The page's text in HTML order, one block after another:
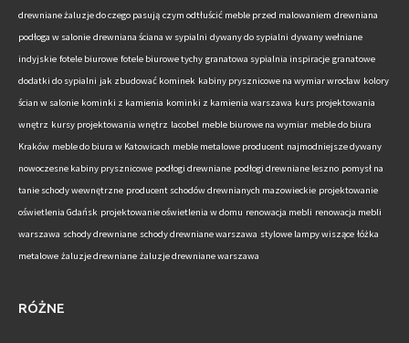
drewniane żaluzje do czego pasują czym odtłuścić meble przed malowaniem drewniana
podłoga w salonie drewniana ściana w sypialni dywany do sypialni dywany wełniane
indyjskie fotele biurowe fotele biurowe tychy granatowa sypialnia inspiracje granatowe
dodatki do sypialni jak zbudować kominek kabiny prysznicowe na wymiar wrocław kolory
ścian w salonie kominki z kamienia kominki z kamienia warszawa kurs projektowania
wnętrz kursy projektowania wnętrz lacobel meble biurowe na wymiar meble do biura
Kraków meble do biura w Katowicach meble metalowe producent najmodniejsze dywany
nowoczesne kabiny prysznicowe podłogi drewniane podłogi drewniane leszno pomysł na
tanie schody wewnętrzne producent schodów drewnianych mazowieckie projektowanie
oświetlenia Gdańsk projektowanie oświetlenia w domu renowacja mebli renowacja mebli
warszawa schody drewniane schody drewniane warszawa stylowe lampy wiszące łóżka
metalowe żaluzje drewniane żaluzje drewniane warszawa
RÓŻNE